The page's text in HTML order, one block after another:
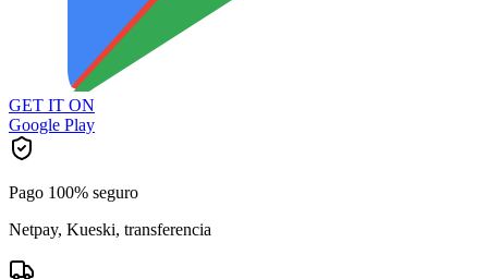
GET IT ON
Google Play
Pago 100% seguro
Netpay, Kueski, transferencia